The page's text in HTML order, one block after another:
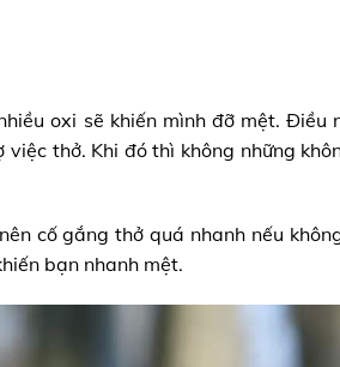
oxi sẽ khiến mình đỡ mệt. Điều
thở. Khi đó thì không những
cố gắng thở quá nhanh nếu
bạn nhanh mệt.